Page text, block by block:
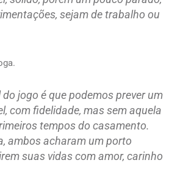
sejam de trabalho ou
do jogo é que podemos prever um
com fidelidade, mas sem aquela
tempos do casamento.
ambos acharam um porto
suas vidas com amor, carinho